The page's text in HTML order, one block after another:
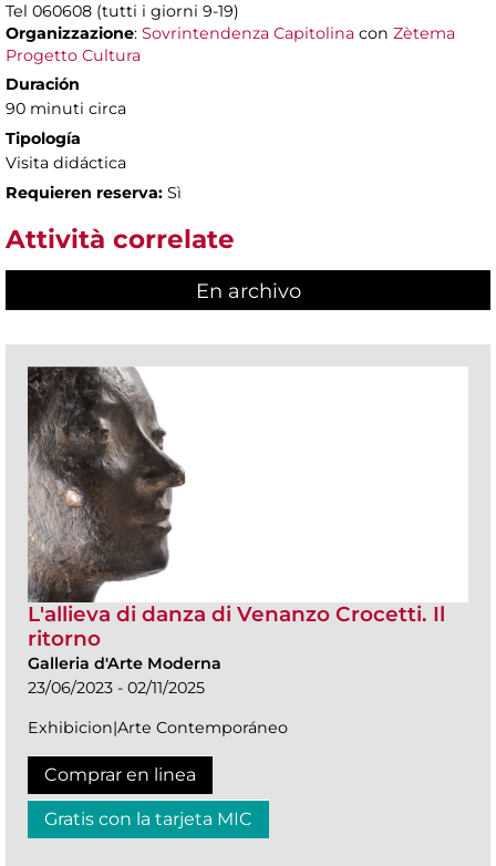
Tel 060608 (tutti i giorni 9-19)
Organizzazione: Sovrintendenza Capitolina con Zètema
Progetto Cultura
Duración
90 minuti circa
Tipología
Visita didáctica
Requieren reserva: Sì
Attività correlate
En archivo
L'allieva di danza di Venanzo Crocetti. Il
ritorno
Galleria d'Arte Moderna
23/06/2023 - 02/11/2025
Exhibicion|Arte Contemporáneo
Comprar en linea
Gratis con la tarjeta MIC